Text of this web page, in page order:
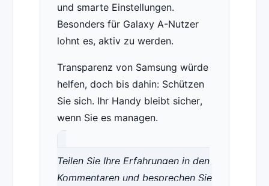
und smarte Einstellungen.
Besonders für Galaxy A-Nutzer
lohnt es, aktiv zu werden.
Transparenz von Samsung würde
helfen, doch bis dahin: Schützen
Sie sich. Ihr Handy bleibt sicher,
wenn Sie es managen.
Teilen Sie Ihre Erfahrungen in den
Kommentaren und besprechen Sie